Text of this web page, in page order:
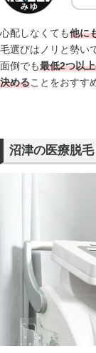
心配しなくても他に
毛選びはノリと勢い
面倒でも最低2つ以
決めることをおすす
沼津の医療脱